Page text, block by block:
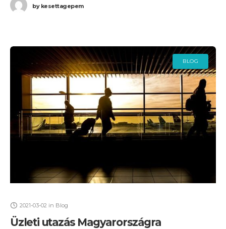
bykesettagepem
BLOG
2021-03-02 in Blog
Üzleti utazás Magyarországra